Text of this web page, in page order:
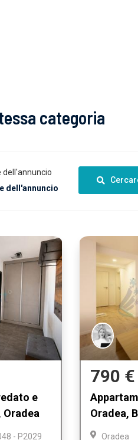
categoria
dell'annuncio
affitto,
- P2013
600 €
parcare,
Bihor